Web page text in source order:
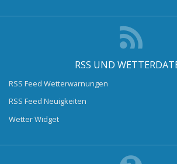
RSS UND
RSS Feed Wetterwarnungen
RSS Feed Neuigkeiten
Wetter Widget